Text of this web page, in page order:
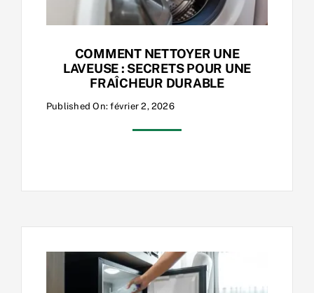
COMMENT NETTOYER UNE
LAVEUSE : SECRETS POUR UNE
FRAÎCHEUR DURABLE
Published On: février 2, 2026